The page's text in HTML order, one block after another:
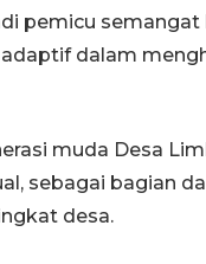
pemicu semangat
dalam
muda Desa
sebagai bagian
desa.